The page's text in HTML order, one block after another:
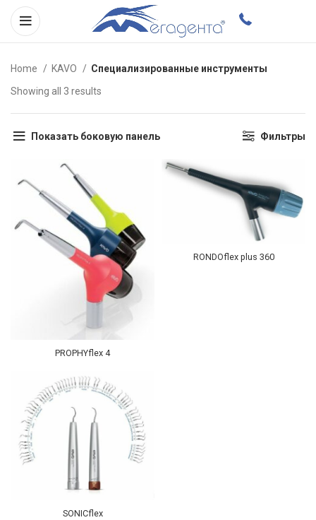
Home KAVO
Специализированные инструменты
Showing all 3 results
Показать боковую панель Фильтры
PROPHYflex 4
RONDOflex plus 360
SONICflex